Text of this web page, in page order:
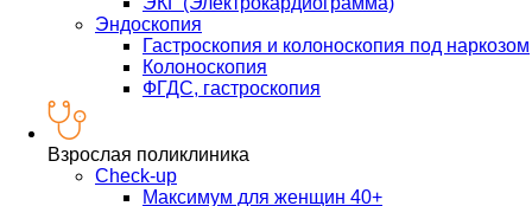
Эндоскопия
Гастроскопия и колоноскопия под наркозом
Колоноскопия
ФГДС, гастроскопия
Взрослая поликлиника
Check-up
Максимум для женщин 40+